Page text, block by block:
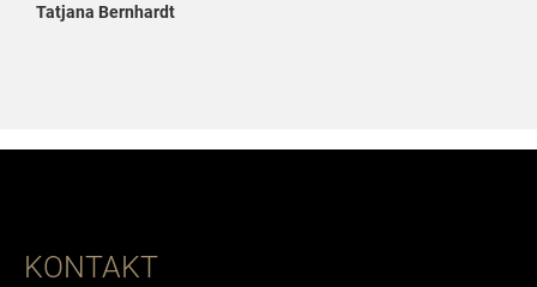
Tatjana Bernhardt
KONTAKT